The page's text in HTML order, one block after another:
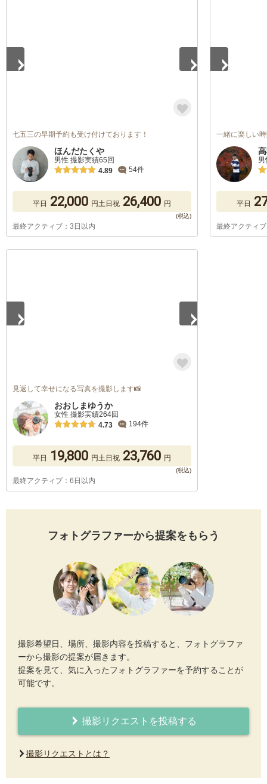
七五三の早期予約も受け付けております！
ほんだたくや
男性 撮影実績65回
4.89
54件
平日 22,000 円土日祝 26,400 円
最終アクティブ：3日以内
一緒に楽しい
男
平日
最終アクティ
見返して幸せになる写真を撮影します📸
おおしまゆうか
女性 撮影実績264回
4.73
194件
平日 19,800 円土日祝 23,760 円
最終アクティブ：6日以内
フォトグラファーから提案をもらう
撮影希望日、場所、撮影内容を投稿すると、フォトグラファ
ーから撮影の提案が届きます。
提案を見て、気に入ったフォトグラファーを予約することが
可能です。
撮影リクエストを投稿する
撮影リクエストとは？